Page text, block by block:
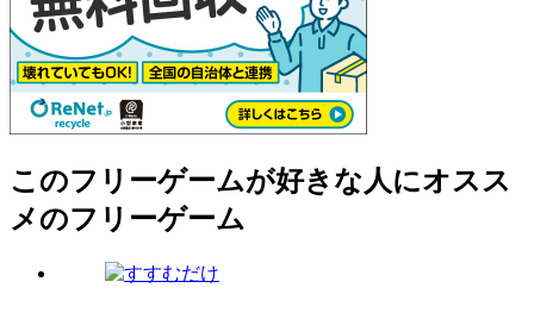
このフリーゲームが好きな人にオスス
メのフリーゲーム